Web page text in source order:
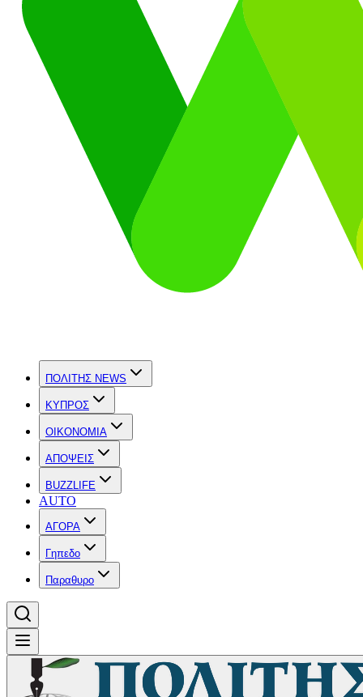
ΠΟΛΙΤΗΣ NEWS
ΚΥΠΡΟΣ
OIKONOMIA
ΑΠΟΨΕΙΣ
BUZZLIFE
AUTO
ΑΓΟΡΑ
Γηπεδο
Παραθυρο